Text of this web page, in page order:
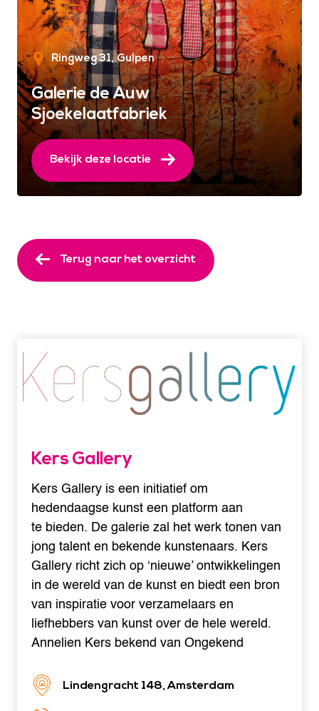
Ringweg 31 Gulpen
Galerie de Auw
Sjoekelaatfabriek
Bekijk deze locatie
Terug naar het overzicht
Kers Gallery
Kers Gallery is een initiatief om
hedendaagse kunst een platform aan
te bieden. De galerie zal het werk tonen van
jong talent en bekende kunstenaars. Kers
Gallery richt zich op ‘nieuwe’ ontwikkelingen
in de wereld van de kunst en biedt een bron
van inspiratie voor verzamelaars en
liefhebbers van kunst over de hele wereld.
Annelien Kers bekend van Ongekend
Lindengracht 148, Amsterdam